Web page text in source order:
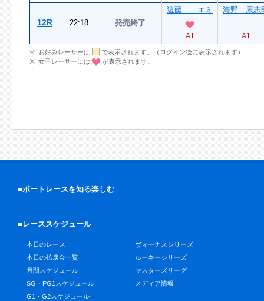
12R 22:18 発売終了
遠藤 エミ
A1
海野 康志
A1
お好みレーサーは
で表示されます。（ログイン後に表示されます）
女子レーサーには
が表示されます。
■ボートレースを知る楽しむ
■レーススケジュール
本日のレース
本日の払戻金一覧
月間スケジュール
SG・PG1スケジュール
G1・G2スケジュール
ヴィーナスシリーズ
ルーキーシリーズ
マスターズリーグ
メディア情報